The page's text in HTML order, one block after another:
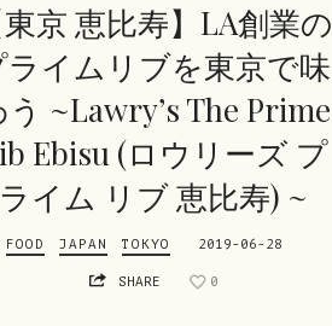
東京 恵比寿】LA創業の
ライムリブを東京で味
~Lawry’s The Prime
Ebisu (ロウリーズ プ
ライム リブ 恵比寿) ~
FOOD JAPAN TOKYO 2019-06-28
SHARE 0